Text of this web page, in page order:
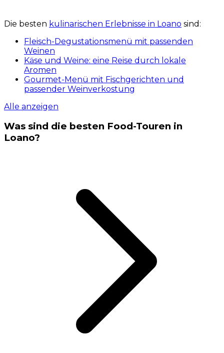
Die besten kulinarischen Erlebnisse in Loano sind:
Fleisch-Degustationsmenü mit passenden
Weinen
Käse und Weine: eine Reise durch lokale
Aromen
Gourmet-Menü mit Fischgerichten und
passender Weinverkostung
Alle anzeigen
Was sind die besten Food-Touren in
Loano?